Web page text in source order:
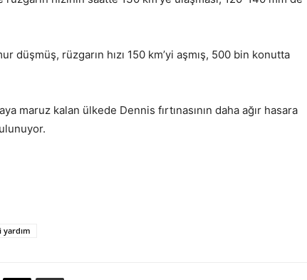
düşmüş, rüzgarın hızı 150 km’yi aşmış, 500 bin konutta
maruz kalan ülkede Dennis fırtınasının daha ağır hasara
yardım